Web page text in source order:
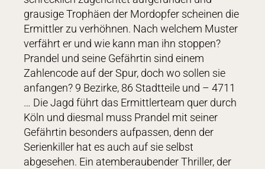
grausige Trophäen der Mordopfer scheinen die
Ermittler zu verhöhnen. Nach welchem Muster
verfährt er und wie kann man ihn stoppen?
Prandel und seine Gefährtin sind einem
Zahlencode auf der Spur, doch wo sollen sie
anfangen? 9 Bezirke, 86 Stadtteile und – 4711
… Die Jagd führt das Ermittlerteam quer durch
Köln und diesmal muss Prandel mit seiner
Gefährtin besonders aufpassen, denn der
Serienkiller hat es auch auf sie selbst
abgesehen. Ein atemberaubender Thriller, der